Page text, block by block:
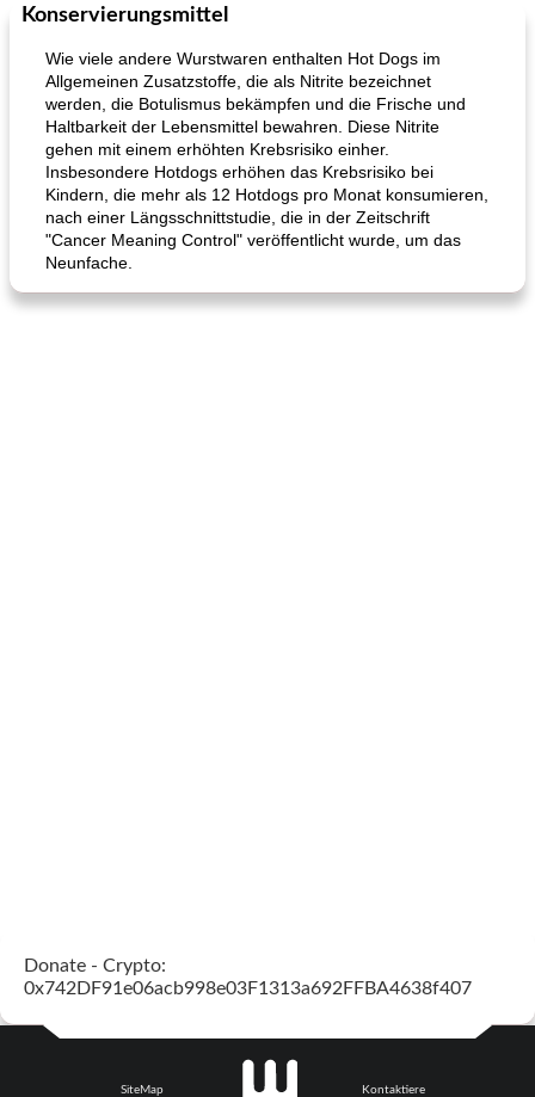
35min
Kurs
Karamell-Brownie-Kuchen Cilantro-Curry-Hühnersalat
Konservierungsmittel
Wie viele andere Wurstwaren enthalten Hot Dogs im
Allgemeinen Zusatzstoffe, die als Nitrite bezeichnet
werden, die Botulismus bekämpfen und die Frische und
Haltbarkeit der Lebensmittel bewahren. Diese Nitrite
gehen mit einem erhöhten Krebsrisiko einher.
Insbesondere Hotdogs erhöhen das Krebsrisiko bei
Kindern, die mehr als 12 Hotdogs pro Monat konsumieren,
nach einer Längsschnittstudie, die in der Zeitschrift
"Cancer Meaning Control" veröffentlicht wurde, um das
Neunfache.
Donate - Crypto:
0x742DF91e06acb998e03F1313a692FFBA4638f407
SiteMap Kontaktiere